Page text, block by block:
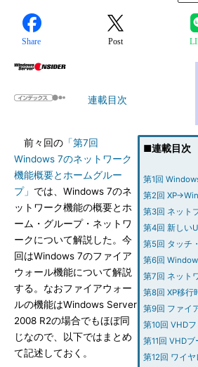
Share Post
連載目次
■連載目次
第1回
第2回
第3回 ネット
第4回 新しい
第5回 タッチ
第6回
第7回 ネット
第8回 XP移行
第9回 ファイ
第10回 VHD
第11回 VHD
第12回 ワイ
前々回の 「第7回
Windows 7のネットワーク
機能概要とホームグルー
プ」 では、Windows 7のネ
ットワーク機能の概要とホ
ーム・グループ・ネットワ
ークについて解説した。今
回はWindows 7のファイア
ウォール機能について解説
する。なおファイアウォー
ルの機能はWindows Server
2008 R2の場合でもほぼ同
じなので、以下ではまとめ
て記述しておく。